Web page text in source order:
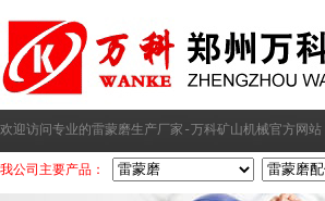
欢迎访问专业的雷蒙磨生产厂家-万科矿山机械官方网站
我公司主要产品：